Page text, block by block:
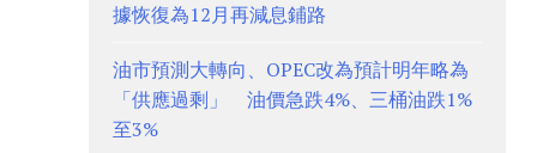
據恢復為12月再減息鋪路
油市預測大轉向、OPEC改為預計明年略為
「供應過剩」 油價急跌4%、三桶油跌1%
至3%